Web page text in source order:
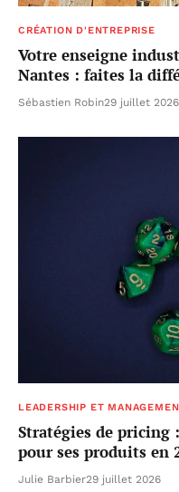
CRÉATION D'ENTREPRISE
Votre enseigne
Nantes : faites la
Sébastien Robin29 juillet 2026
LEADERSHIP ET
Stratégies de
pour ses produits en
Julie Barbier29 juillet 2026